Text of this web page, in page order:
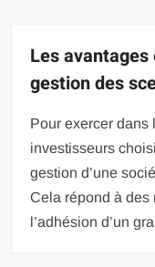
Les
gestion des
Pour exercer dans
investisseurs
gestion d’une
Cela répond à des
l’adhésion d’un